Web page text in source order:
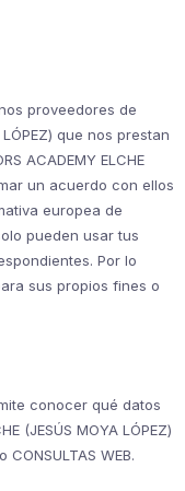
proveedores de
LÓPEZ) que nos prestan
ACADEMY ELCHE
un acuerdo con ellos
europea de
pueden usar tus
Por lo
sus propios fines o
conocer qué datos
(JESÚS MOYA LÓPEZ)
WEB.